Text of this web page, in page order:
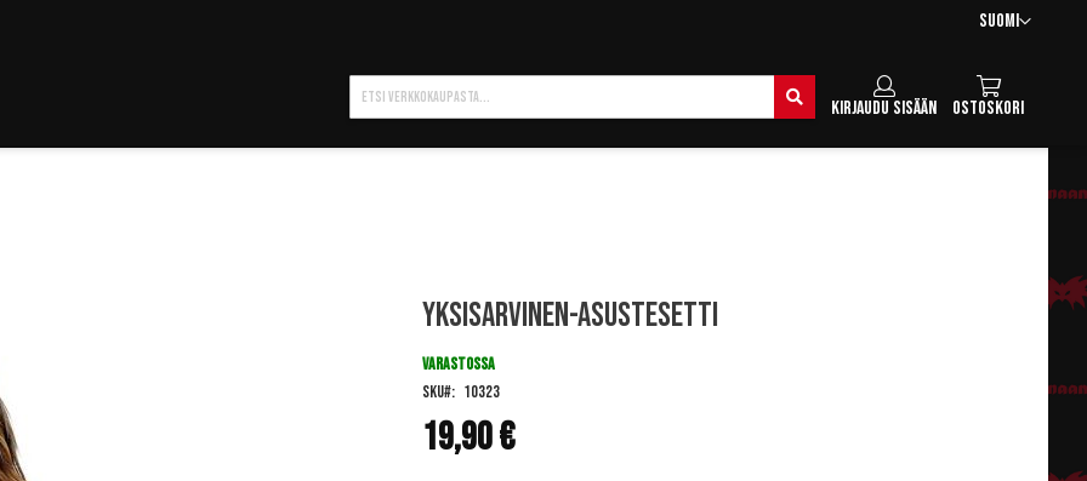
Kieli
Suomi
Ostoskori
Kirjaudu sisään
Hae
Yksisarvinen-asustesetti
19,90 €
VARASTOSSA
SKU
10323